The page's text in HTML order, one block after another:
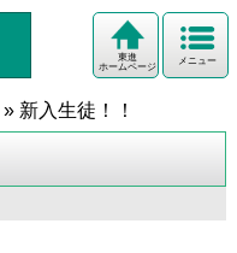
メニュー
東進
ホームページ
» 新入生徒！！